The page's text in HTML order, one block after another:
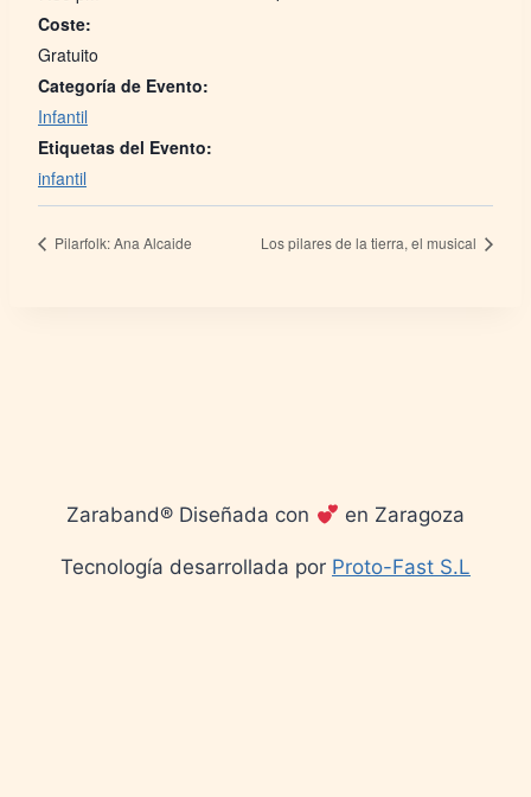
Coste:
Gratuito
Categoría de Evento:
Infantil
Etiquetas del Evento:
infantil
Pilarfolk: Ana Alcaide Los pilares de la tierra, el musical
Zaraband® Diseñada con en Zaragoza
Tecnología desarrollada por Proto-Fast S.L